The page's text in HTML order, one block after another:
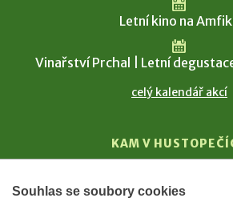
Letní kino na
Vinařství Prchal | Letní
celý kalendář akcí
KAM V
T. G. Masaryk
Souhlas se soubory cookies